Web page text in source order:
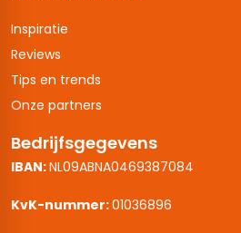
Inspiratie
Reviews
Tips en trends
Onze partners
Bedrijfsgegevens
IBAN:NL09ABNA0469387084
KvK-nummer:01036896